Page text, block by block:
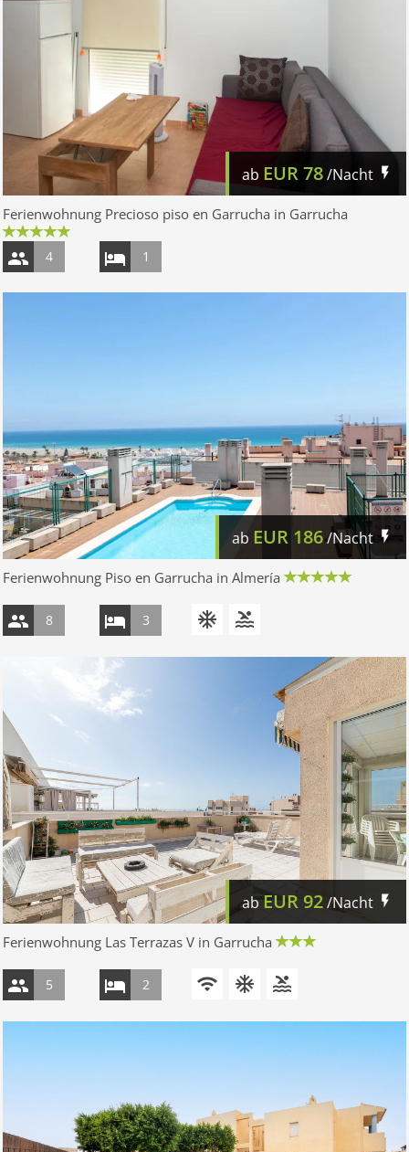
ab EUR78/Nacht
Ferienwohnung Precioso piso en Garrucha in Garrucha
4 1
ab EUR 186/Nacht
Ferienwohnung Piso en Garrucha in Almería
8 3
abEUR 92/Nacht
Ferienwohnung Las Terrazas V in Garrucha
5 2